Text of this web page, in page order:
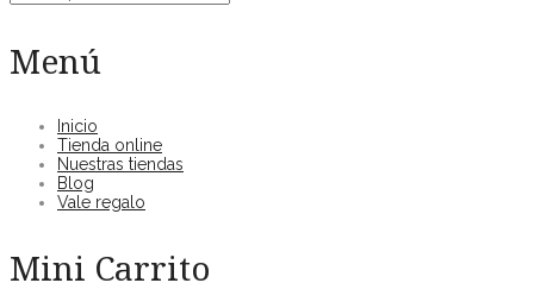
Menú
Inicio
Tienda online
Nuestras tiendas
Blog
Vale regalo
Mini Carrito